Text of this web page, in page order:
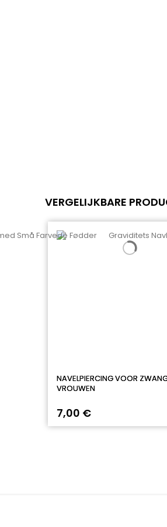
VERGELIJKBARE
NAVELPIERCING VOOR
VROUWEN
7,00 €